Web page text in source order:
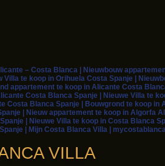
– Costa Blanca | Nieuwbouw
Villa te koop in Orihuela Costa Spanje |
appartement te koop in Alicante Costa
Costa Blanca Spanje | Nieuwe Villa te
Costa Blanca Spanje | Bouwgrond te koop
| Nieuw appartement te koop in Algorfa
| Nieuwe Villa te koop in Costa Blanca
| Mijn Costa Blanca Villa |
VILLA